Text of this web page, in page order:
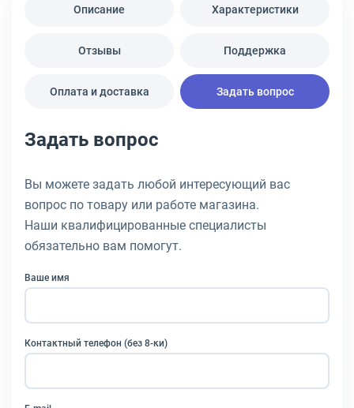
Описание Характеристики
Отзывы Поддержка
Оплата и доставка Задать вопрос
Задать вопрос
Вы можете задать любой интересующий вас
вопрос по товару или работе магазина.
Наши квалифицированные специалисты
обязательно вам помогут.
Ваше имя
Контактный телефон (без 8-ки)